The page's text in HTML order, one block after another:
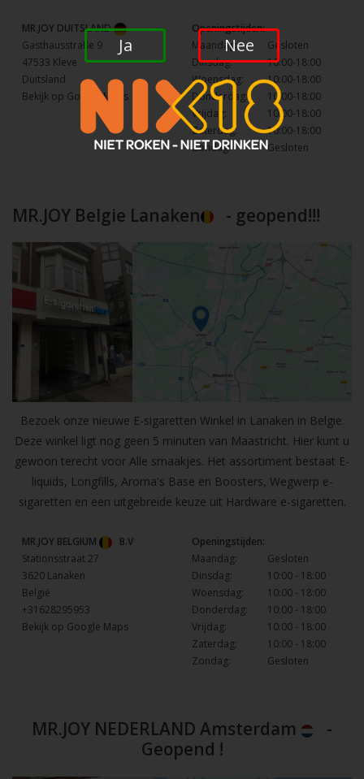
MR.JOY DUITSLAND
Gasthausstraße 9
47533 Kleve
Duitsland
Bekijk op Google Maps
Openingstijden:
Maandag:
Gesloten
Dinsdag:
10:00-18:00
Woensdag:
10:00-18:00
Donderdag:
10:00-18:00
Vrijdag:
10:00-18:00
Zaterdag:
10:00-18:00
Zondag:
Gesloten
MR.JOY Belgie Lanaken - geopend!!!
Bezoek onze nieuwe E-sigaretten Winkel in Lanaken in Belgie.
Deze winkel ligt nog geen 5 minuten van Maastricht. Hier kunt u
gewoon terecht voor Alle smaakjes. Het assortiment bestaat E-
liquids, Longfills, Aroma's Base en Boosters, Wegwerp e-
sigaretten en een uitgebreide keuze uit Hardware e-sigaretten.
MR.JOY BELGIUM
B.V
Stationsstraat 27
3620 Lanaken
België
+31628295953
Bekijk op Google Maps
Openingstijden:
Maandag:
Gesloten
Dinsdag:
10:00 - 18:00
Woensdag:
10:00 - 18:00
Donderdag:
10:00 - 18:00
Vrijdag:
10:00 - 18:00
Zaterdag:
10:00 - 18:00
Zondag:
Gesloten
MR.JOY NEDERLAND Amsterdam
-
Geopend !
Ja Nee